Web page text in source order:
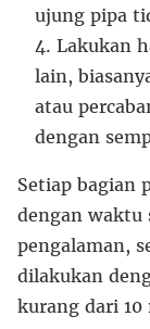
ujung pipa
Lakukan
lain,
atau
dengan
Setiap bagian
dengan waktu
pengalaman,
dilakukan
kurang dari 10